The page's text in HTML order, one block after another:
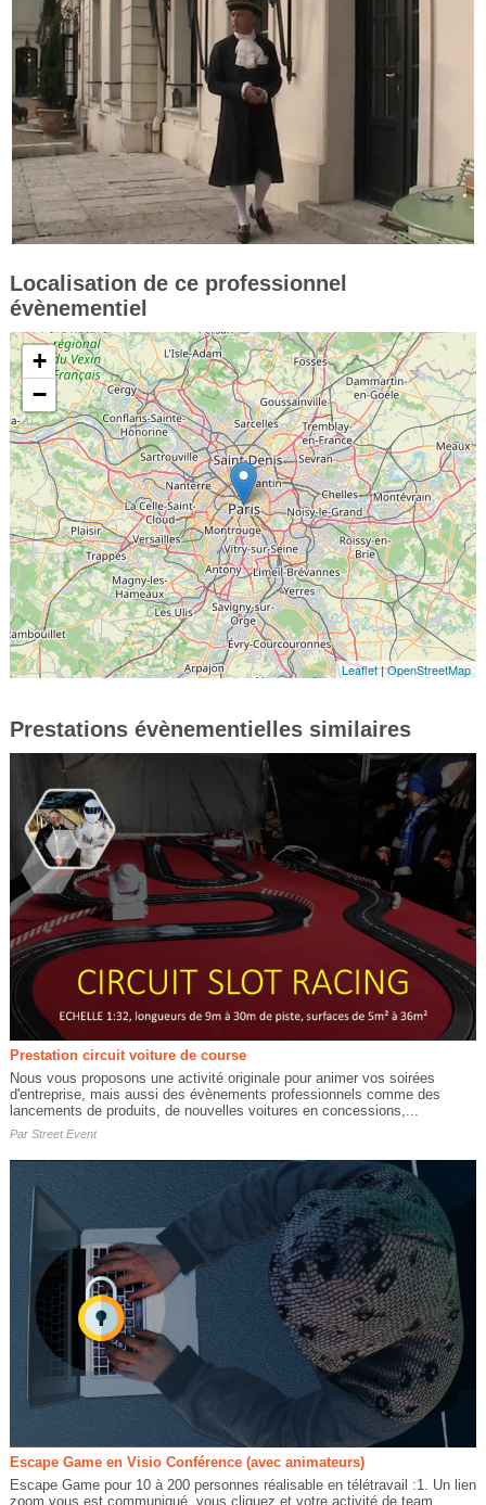
Localisation de ce professionnel
évènementiel
+
−
Leaflet|OpenStreetMap
Prestations évènementielles similaires
Prestation circuit voiture de course
Nous vous proposons une activité originale pour animer vos soirées
d'entreprise, mais aussi des évènements professionnels comme des
lancements de produits, de nouvelles voitures en concessions,...
Par Street Event
Escape Game en Visio Conférence (avec animateurs)
Escape Game pour 10 à 200 personnes réalisable en télétravail :1. Un lien
zoom vous est communiqué, vous cliquez et votre activité de team